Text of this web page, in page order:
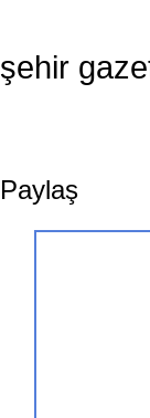
şehir
Paylaş